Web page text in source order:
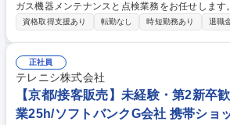
ガス機器メンテナンスと点検業務をお任せしま
部品の交換方法など、必要に応じてイチから教え
朽化がみられた場合、新しい機材を提案すること
ナンスは簡単な作業を行いますが、複雑な作業・
ナーズの協力会社や自社工事スタッフが担当しま
業務は含みません。(変更範囲：会社の定める業務) 募集職種 【名古屋】ガ
ス機器や水回りのメンテナンス・点検◆未経験
資格取得支援あり 転勤なし 時短勤務あり 退職
正社員
テレニシ株式会社
【京都/接客販売】未経験・第2新卒
業25h/ソフトバンクG会社 携帯ショ